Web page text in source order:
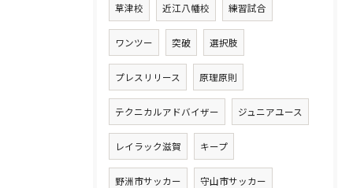
草津校 近江八幡校 練習試合
ワンツー 突破 選択肢
プレスリリース 原理原則
テクニカルアドバイザー ジュニアユース
レイラック滋賀 キープ
野洲市サッカー 守山市サッカー